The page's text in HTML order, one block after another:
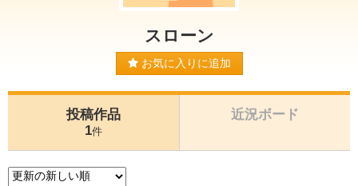
スローン
お気に入りに追加
投稿作品
1件
近況ボード